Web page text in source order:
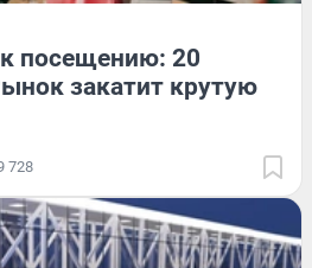
посещению: 20
закатит крутую
728